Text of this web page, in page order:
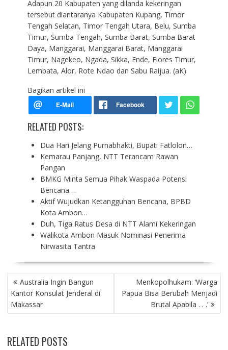
Adapun 20 Kabupaten yang dilanda kekeringan
tersebut diantaranya Kabupaten Kupang, Timor
Tengah Selatan, Timor Tengah Utara, Belu, Sumba
Timur, Sumba Tengah, Sumba Barat, Sumba Barat
Daya, Manggarai, Manggarai Barat, Manggarai
Timur, Nagekeo, Ngada, Sikka, Ende, Flores Timur,
Lembata, Alor, Rote Ndao dan Sabu Raijua. (aK)
Bagikan artikel ini
RELATED POSTS:
Dua Hari Jelang Purnabhakti, Bupati Fatlolon…
Kemarau Panjang, NTT Terancam Rawan
Pangan
BMKG Minta Semua Pihak Waspada Potensi
Bencana…
Aktif Wujudkan Ketangguhan Bencana, BPBD
Kota Ambon…
Duh, Tiga Ratus Desa di NTT Alami Kekeringan
Walikota Ambon Masuk Nominasi Penerima
Nirwasita Tantra
P
O
S
T
A
V
Australia Ingin Bangun
Kantor Konsulat Jenderal di
Makassar
Menkopolhukam: ‘Warga
Papua Bisa Berubah Menjadi
Brutal Apabila . . .’
RELATED POSTS